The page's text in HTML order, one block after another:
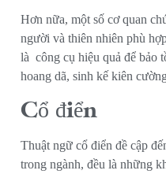
Hơn nữa, một số cơ quan
người và thiên nhiên phù
là công cụ hiệu quả để bảo
hoang dã, sinh kế kiên
Cổ điển
Thuật ngữ cổ điển đề cập
trong ngành, đều là những